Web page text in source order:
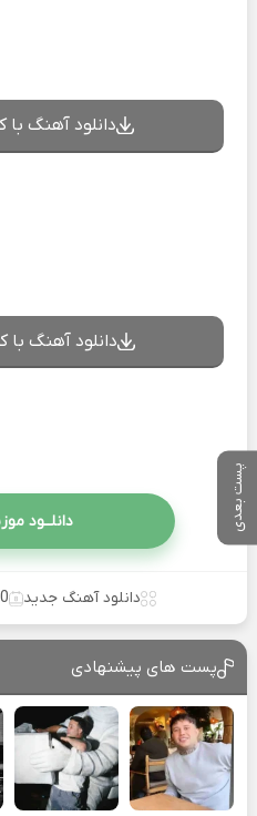
پست بعدی
دانلود آهنگ با
دانلود آهنگ با
دانلــود
دانلود آهنگ جدید 10
پست های پیشنهادی